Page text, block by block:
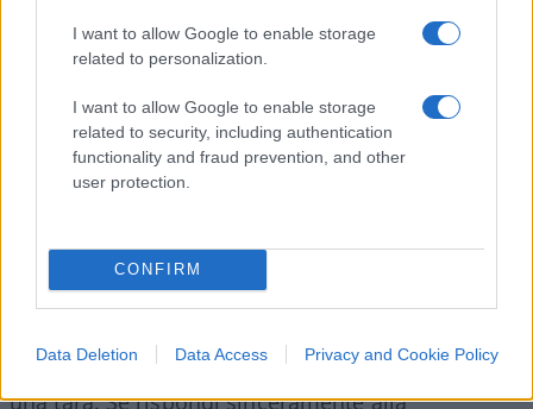
I want to allow Google to enable storage
related to personalization.
I want to allow Google to enable storage
related to security, including authentication
functionality and fraud prevention, and other
user protection.
CONFIRM
Data Deletion Data Access Privacy and Cookie Policy
governato da questi birbanti della politica e
dell’economia. E io lo sapevo, perché conoscevo
birbanti del quale scrivo da anni. Lui ha
dimostrato di essere un uomo d’altri tempi
proprio nel rapporto con la magistratura: anziché
punta di verità, senza sapere che ciò che nel
vivere civile fra persone perbene è una norma, nel
diciamolo, del losco modello del Ceo capitalism, è
una tara. Se rispondi sinceramente alla